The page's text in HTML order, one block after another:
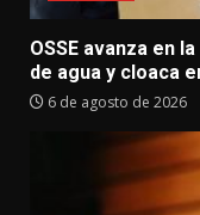
OSSE avanza en
de agua y cloaca
6 de agosto de 2026